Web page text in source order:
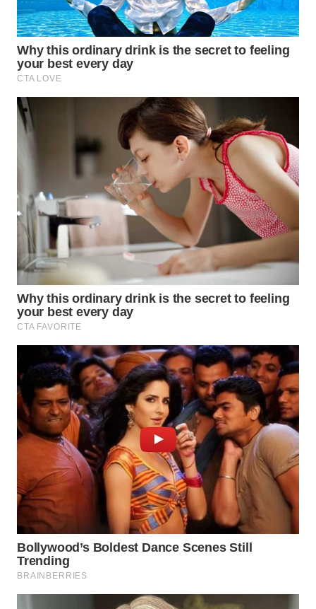
WN
BORNEO
Wahana
Media
Group
WAHANA
WAHANA
ADVOKAT
WAHANA
INFRASTRUKTUR
WAHANA
WAHANA
LISTRIK
WAHANA
TRAVEL
WAHANA
TV
WAHANANEWS
ID